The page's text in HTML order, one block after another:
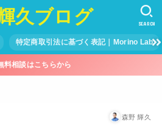
久ブログ
特定商取引法に基づく表記｜Morino Lab
SEARCH
料相談はこちらから
森野 輝久